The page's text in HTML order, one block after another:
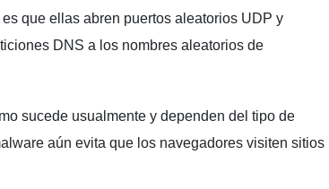
que ellas abren puertos aleatorios UDP y
DNS a los nombres aleatorios de
sucede usualmente y dependen del tipo de
aún evita que los navegadores visiten sitios